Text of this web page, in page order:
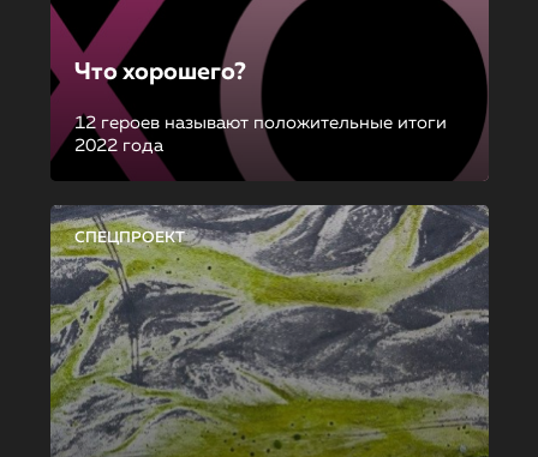
Что хорошего?
12 героев называют положительные итоги
2022 года
СПЕЦПРОЕКТ